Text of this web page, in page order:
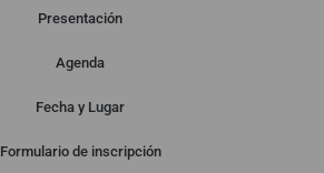
Presentación
Agenda
Fecha y Lugar
Formulario de inscripción